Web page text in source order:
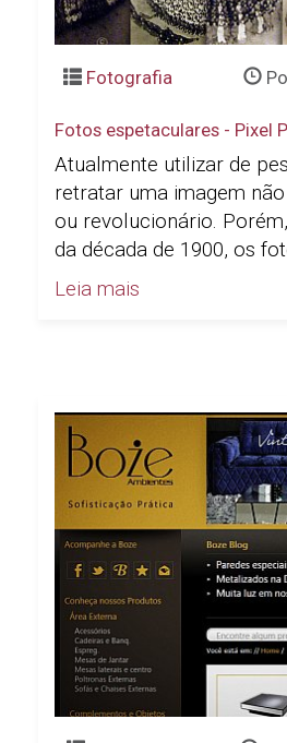
Fotografia
Fotos espetaculares - Pixel
Atualmente utilizar de
retratar uma imagem
ou revolucionário.
da década de 1900, os
Leia mais